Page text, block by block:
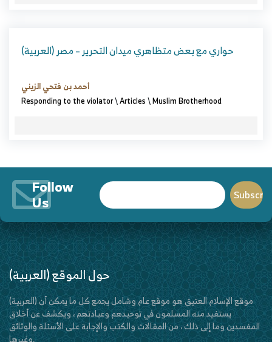
(العربية) حواري مع بعض متظاهري ميدان التحرير – مصر
أحمد بن فتحي الزيني
Responding to the violator\Articles\Muslim Brotherhood
Follow
Us
(العربية) حول الموقع
(العربية) موقع الإسلام العتيق هو موقع عام وشامل يجمع كل ما يمكن أن
يستفيد منه المسلمون في توحيدهم وعبادتهم ، ويكشف عن أخلاق
المفسدين وما إلى ذلك ، من المقالات والكتب والإجابة على الأسئلة والوثائق
وغيرها.